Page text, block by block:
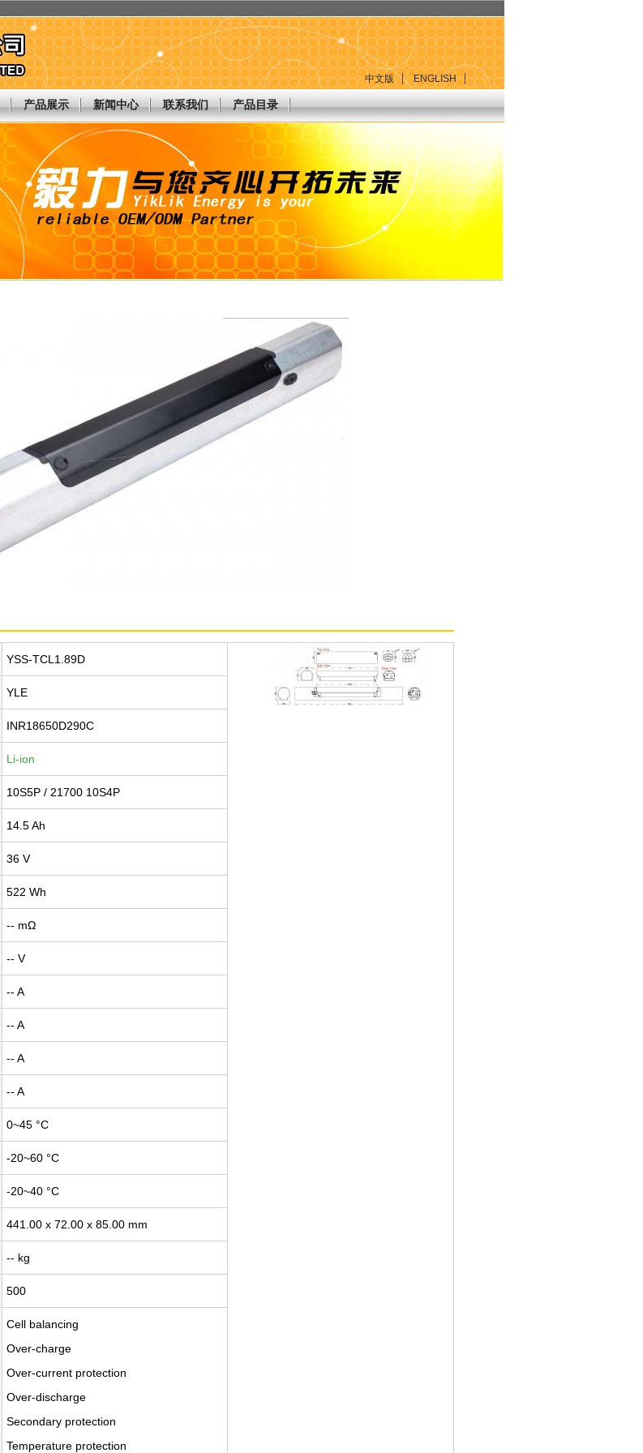
中文版 ENGLISH
产品展示 新闻中心 联系我们 产品目录
YSS-TCL1.89D
YLE
INR18650D290C
Li-ion
10S5P / 21700 10S4P
14.5 Ah
36 V
522 Wh
-- mΩ
-- V
-- A
-- A
-- A
-- A
0~45 °C
-20~60 °C
-20~40 °C
441.00 x 72.00 x 85.00 mm
-- kg
500
Cell balancing
Over-charge
Over-current protection
Over-discharge
Secondary protection
Temperature protection